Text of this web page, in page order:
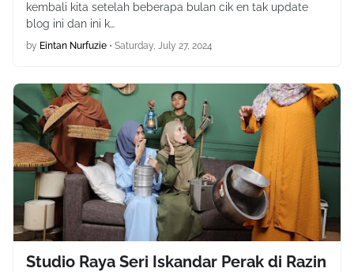
kembali kita setelah beberapa bulan cik en tak update
blog ini dan ini k…
by Eintan Nurfuzie • Saturday, July 27, 2024
Studio Raya Seri Iskandar Perak di Razin